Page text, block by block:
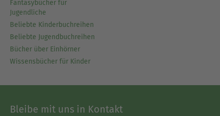
Fantasybücher für
Jugendliche
Beliebte Kinderbuchreihen
Beliebte Jugendbuchreihen
Bücher über Einhörner
Wissensbücher für Kinder
Bleibe mit uns in Kontakt